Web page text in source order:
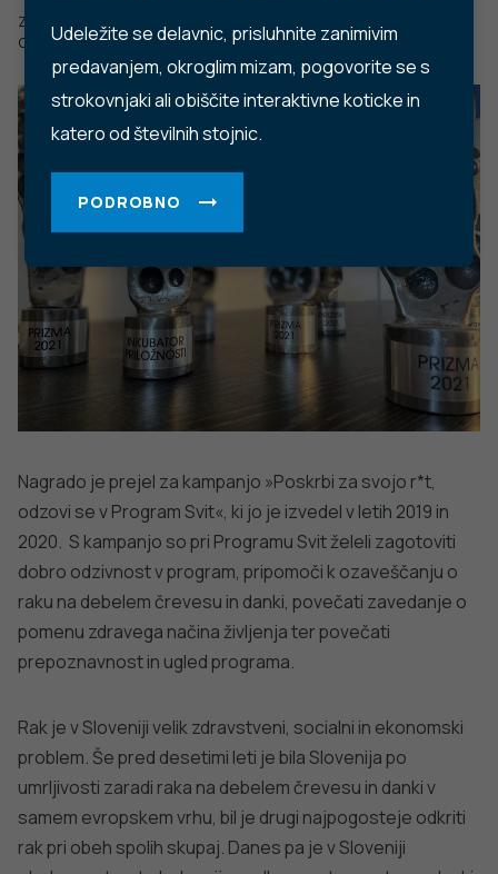
Udeležite se delavnic, prisluhnite zanimivim
predavanjem, okroglim mizam, pogovorite se s
strokovnjaki ali obiščite interaktivne koticke in
katero od številnih stojnic.
PODROBNO
Zadnje posodobljeno: 15.12.2022
Objavljeno: 20.05.2021
Nagrado je prejel za kampanjo »Poskrbi za svojo r*t,
odzovi se v Program Svit«, ki jo je izvedel v letih 2019 in
2020. S kampanjo so pri Programu Svit želeli zagotoviti
dobro odzivnost v program, pripomoči k ozaveščanju o
raku na debelem črevesu in danki, povečati zavedanje o
pomenu zdravega načina življenja ter povečati
prepoznavnost in ugled programa.
Rak je v Sloveniji velik zdravstveni, socialni in ekonomski
problem. Še pred desetimi leti je bila Slovenija po
umrljivosti zaradi raka na debelem črevesu in danki v
samem evropskem vrhu, bil je drugi najpogosteje odkriti
rak pri obeh spolih skupaj. Danes pa je v Sloveniji